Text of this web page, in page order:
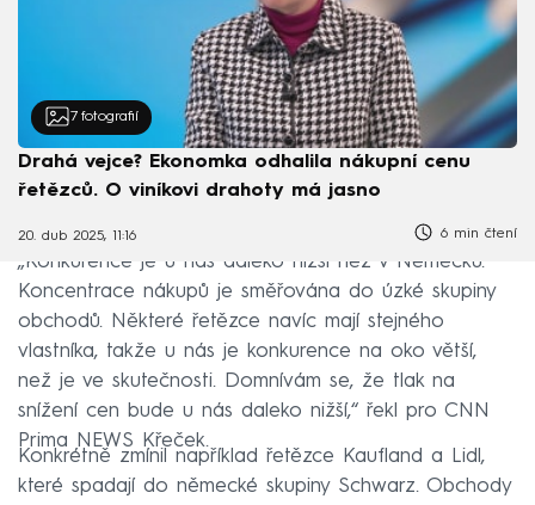
7 fotografií
Drahá vejce? Ekonomka odhalila nákupní cenu
řetězců. O viníkovi drahoty má jasno
20. dub 2025, 11:16 6 min čtení
„Konkurence je u nás daleko nižší než v Německu.
Koncentrace nákupů je směřována do úzké skupiny
obchodů. Některé řetězce navíc mají stejného
vlastníka, takže u nás je konkurence na oko větší,
než je ve skutečnosti. Domnívám se, že tlak na
snížení cen bude u nás daleko nižší,“ řekl pro CNN
Prima NEWS Křeček.
Konkrétně zmínil například řetězce Kaufland a Lidl,
které spadají do německé skupiny Schwarz. Obchody